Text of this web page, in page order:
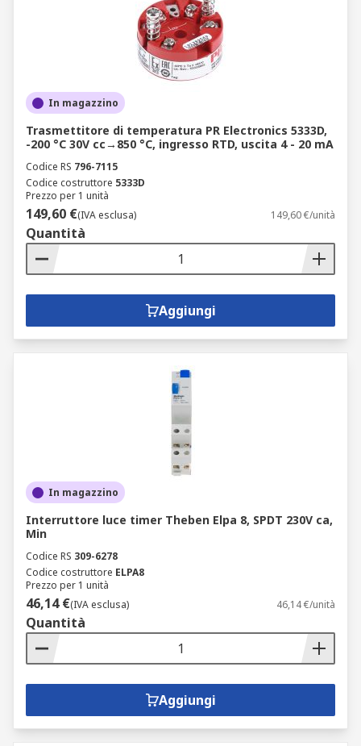
In magazzino
Trasmettitore di temperatura PR Electronics 5333D,
-200 °C 30V cc→850 °C, ingresso RTD, uscita 4 - 20 mA
Codice RS 796-7115
Codice costruttore 5333D
Prezzo per 1 unità
149,60 €(IVA esclusa) 149,60 €/unità
Quantità
Aggiungi
In magazzino
Interruttore luce timer Theben Elpa 8, SPDT 230V ca,
Min
Codice RS 309-6278
Codice costruttore ELPA8
Prezzo per 1 unità
46,14 €(IVA esclusa) 46,14 €/unità
Quantità
Aggiungi